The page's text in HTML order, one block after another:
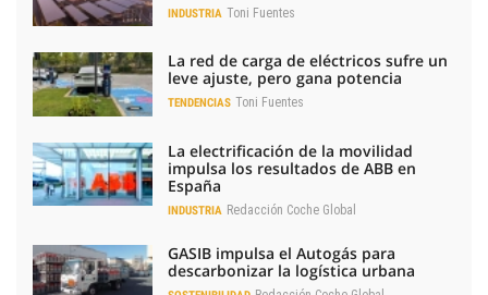
INDUSTRIA Toni Fuentes
La red de carga de eléctricos sufre un
leve ajuste, pero gana potencia
TENDENCIAS Toni Fuentes
La electrificación de la movilidad
impulsa los resultados de ABB en
España
INDUSTRIA Redacción Coche Global
GASIB impulsa el Autogás para
descarbonizar la logística urbana